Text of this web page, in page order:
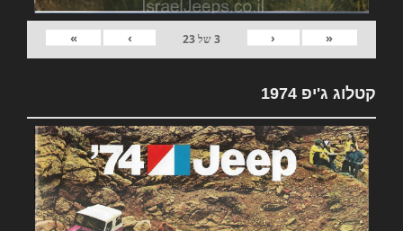
«
‹
3של23
›
»
קטלוג ג'יפ 1974